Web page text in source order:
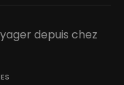
depuis chez